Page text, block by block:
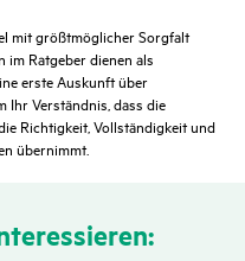
mit größtmöglicher Sorgfalt
Ratgeber dienen als
erste Auskunft über
Ihr Verständnis, dass die
Richtigkeit, Vollständigkeit und
übernimmt.